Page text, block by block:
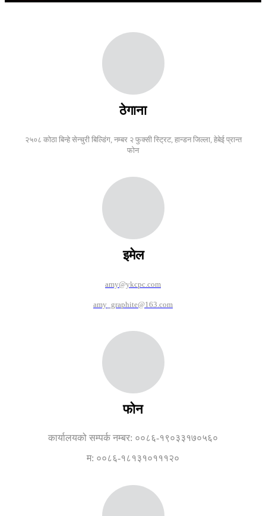
ठेगाना
२५०८ कोठा बिन्हे सेन्चुरी बिल्डिंग, नम्बर २ फुक्सी स्ट्रिट, हान्डन जिल्ला, हेबेई प्रान्त
फोन
इमेल
amy@ykcpc.com
amy_graphite@163.com
फोन
कार्यालयको सम्पर्क नम्बर: ००८६-१९०३३१७०५६०
म: ००८६-१८१३१०१११२०